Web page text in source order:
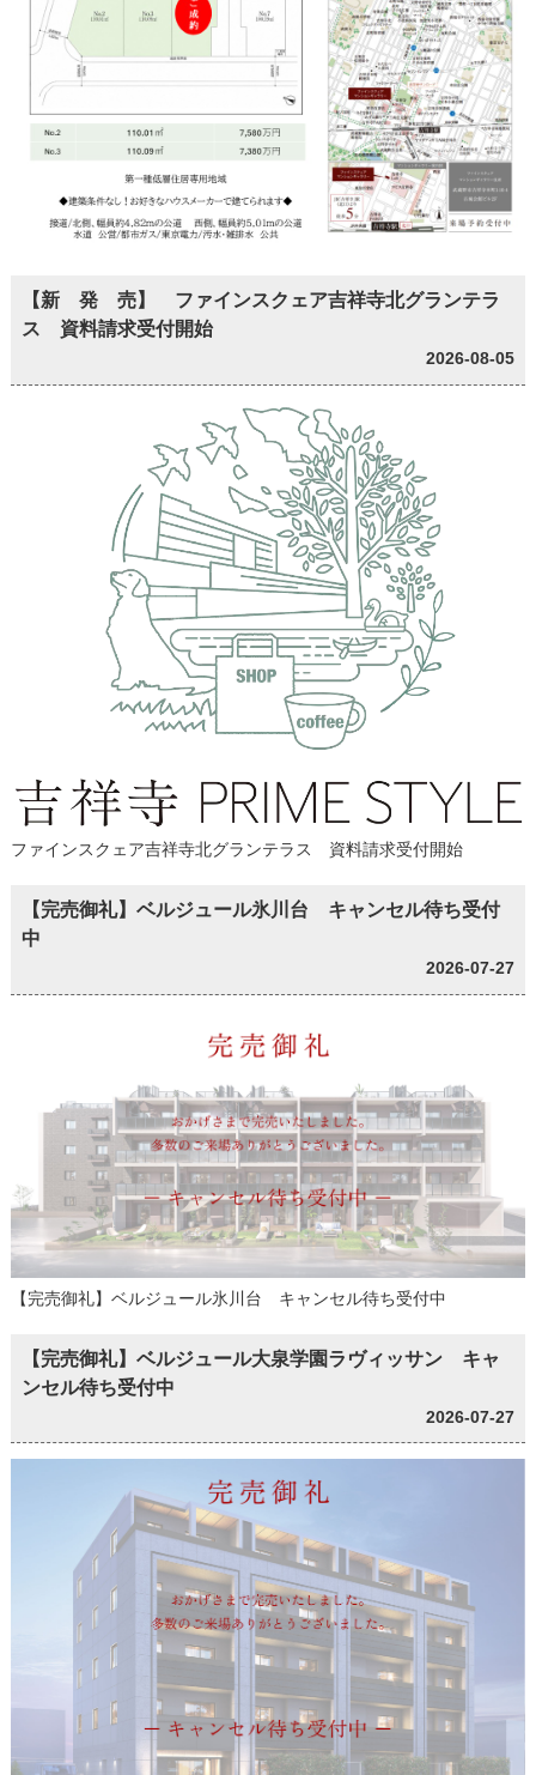
【新 発 売】 ファインスクェア吉祥寺北グランテラ
ス 資料請求受付開始
2026-08-05
ファインスクェア吉祥寺北グランテラス 資料請求受付開始
【完売御礼】ベルジュール氷川台 キャンセル待ち受付
中
2026-07-27
【完売御礼】ベルジュール氷川台 キャンセル待ち受付中
【完売御礼】ベルジュール大泉学園ラヴィッサン キャ
ンセル待ち受付中
2026-07-27